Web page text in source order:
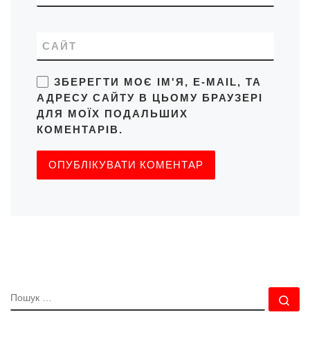
САЙТ
ЗБЕРЕГТИ МОЄ ІМ'Я, E-MAIL, ТА
АДРЕСУ САЙТУ В ЦЬОМУ БРАУЗЕРІ
ДЛЯ МОЇХ ПОДАЛЬШИХ
КОМЕНТАРІВ.
ПОШУК